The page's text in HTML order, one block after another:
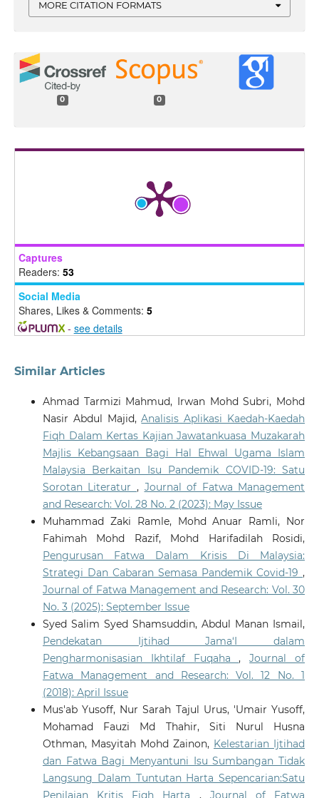
MORE CITATION FORMATS
0 0
Captures
Readers: 53
Social Media
Shares, Likes & Comments: 5
- see details
Similar Articles
Ahmad Tarmizi Mahmud, Irwan Mohd Subri, Mohd
Nasir Abdul Majid,Analisis Aplikasi Kaedah-Kaedah
Fiqh Dalam Kertas Kajian Jawatankuasa Muzakarah
Majlis Kebangsaan Bagi Hal Ehwal Ugama Islam
Malaysia Berkaitan Isu Pandemik COVID-19: Satu
Sorotan Literatur , Journal of Fatwa Management
and Research: Vol. 28 No. 2 (2023): May Issue
Muhammad Zaki Ramle, Mohd Anuar Ramli, Nor
Fahimah Mohd Razif, Mohd Harifadilah Rosidi,
Pengurusan Fatwa Dalam Krisis Di Malaysia:
Strategi Dan Cabaran Semasa Pandemik Covid-19,
Journal of Fatwa Management and Research: Vol. 30
No. 3 (2025): September Issue
Syed Salim Syed Shamsuddin, Abdul Manan Ismail,
Pendekatan Ijtihad Jama‘I dalam
Pengharmonisasian Ikhtilaf Fuqaha,Journal of
Fatwa Management and Research: Vol. 12 No. 1
(2018): April Issue
Mus'ab Yusoff, Nur Sarah Tajul Urus, 'Umair Yusoff,
Mohamad Fauzi Md Thahir, Siti Nurul Husna
Othman, Masyitah Mohd Zainon, Kelestarian Ijtihad
dan Fatwa Bagi Menyantuni Isu Sumbangan Tidak
Langsung Dalam Tuntutan Harta Sepencarian:Satu
Penilaian Kritis Fiqh Harta , Journal of Fatwa